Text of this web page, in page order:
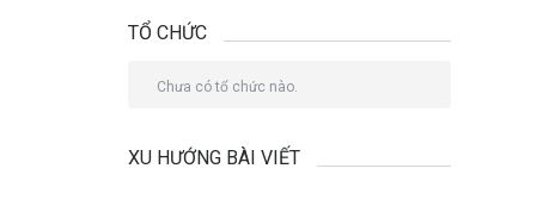
TỔ CHỨC
Chưa có tổ chức nào.
XU HƯỚNG BÀI VIẾT